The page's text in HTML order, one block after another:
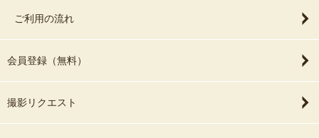
ご利用の流れ
会員登録（無料）
撮影リクエスト